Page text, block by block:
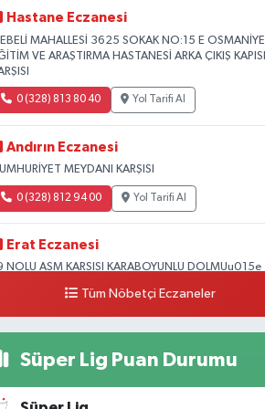
Hastane Eczanesi
MAHALLESİ 3625 SOKAK NO:15 E OSMANİYE
VE ARAŞTIRMA HASTANESİ ARKA ÇIKIŞ KAPISI
0 (328) 813 80 40 Yol Tarifi Al
Andırın Eczanesi
MEYDANI KARŞISI
0 (328) 812 94 00 Yol Tarifi Al
Erat Eczanesi
NOLU ASM KARSISI KARABOYUNLU DOLMUu015e
Tüm Nöbetçi Eczaneler
Süper Lig Puan Durumu